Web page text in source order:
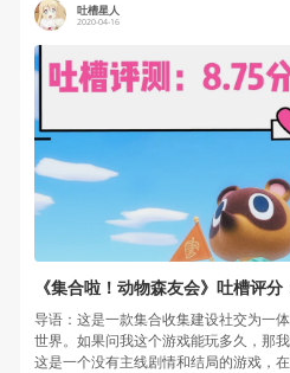
吐槽星人
2020-04-16
《集合啦！动物森友会》吐槽评
导语：这是一款集合收集建设社交为一
世界。如果问我这个游戏能玩多久，那
这是一个没有主线剧情和结局的游戏，